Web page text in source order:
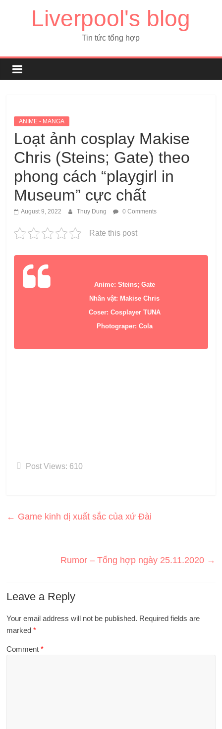
Liverpool's blog
Tin tức tổng hợp
ANIME - MANGA
Loạt ảnh cosplay Makise
Chris (Steins; Gate) theo
phong cách “playgirl in
Museum” cực chất
August 9, 2022 Thuy Dung 0 Comments
Rate this post
Anime: Steins; Gate
Nhân vật: Makise Chris
Coser: Cosplayer TUNA
Photograper: Cola
Post Views: 610
← Game kinh dị xuất sắc của xứ Đài
Rumor – Tổng hợp ngày 25.11.2020 →
Leave a Reply
Your email address will not be published. Required fields are
marked*
Comment*